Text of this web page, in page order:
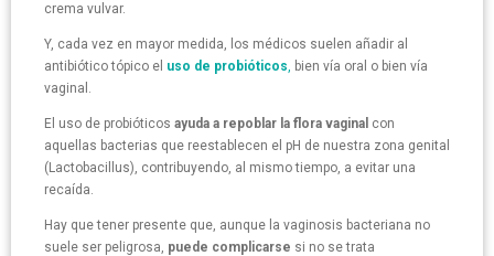
crema vulvar.
Y, cada vez en mayor medida, los médicos suelen añadir al
antibiótico tópico el uso de probióticos, bien vía oral o bien vía
vaginal.
El uso de probióticos ayuda a repoblar la flora vaginal con
aquellas bacterias que reestablecen el pH de nuestra zona genital
(Lactobacillus), contribuyendo, al mismo tiempo, a evitar una
recaída.
Hay que tener presente que, aunque la vaginosis bacteriana no
suele ser peligrosa, puede complicarse si no se trata